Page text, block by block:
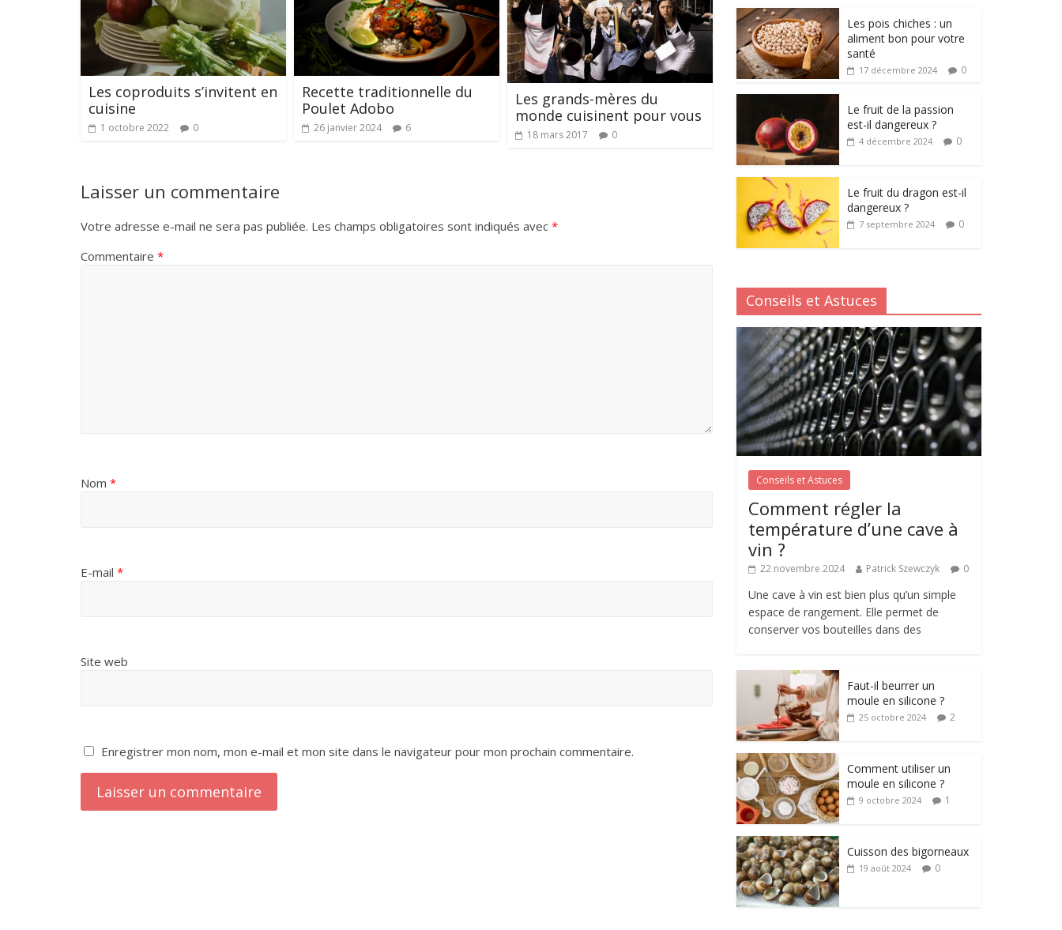
Les coproduits s’invitent en
cuisine
1 octobre 2022 0
Recette traditionnelle du
Poulet Adobo
26 janvier 2024 6
Les grands-mères du
monde cuisinent pour vous
18 mars 2017 0
Laisser un commentaire
Votre adresse e-mail ne sera pas publiée. Les champs obligatoires sont indiqués avec *
Commentaire *
Nom *
E-mail *
Site web
Enregistrer mon nom, mon e-mail et mon site dans le navigateur pour mon prochain commentaire.
Les pois chiches : un
aliment bon pour votre
santé
17 décembre 2024 0
Le fruit de la passion
est-il dangereux ?
4 décembre 2024 0
Le fruit du dragon est-il
dangereux ?
7 septembre 2024 0
Conseils et Astuces
Conseils et Astuces
Comment régler la
température d’une cave à
vin ?
22 novembre 2024 Patrick Szewczyk 0
Une cave à vin est bien plus qu’un simple
espace de rangement. Elle permet de
conserver vos bouteilles dans des
Faut-il beurrer un
moule en silicone ?
25 octobre 2024 2
Comment utiliser un
moule en silicone ?
9 octobre 2024 1
Cuisson des bigorneaux
19 août 2024 0